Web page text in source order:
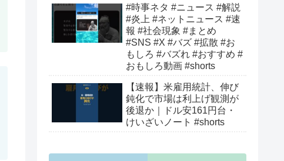
#時事ネタ #ニュース #解説
#炎上 #ネットニュース #速
報 #社会現象 #まとめ
#SNS #X #バズ #拡散 #お
もしろ #バズれ #おすすめ #
おもしろ動画 #shorts
【速報】米雇用統計、伸び
鈍化で市場は利上げ観測が
後退か｜ドル安161円台・
けいざいノート #shorts